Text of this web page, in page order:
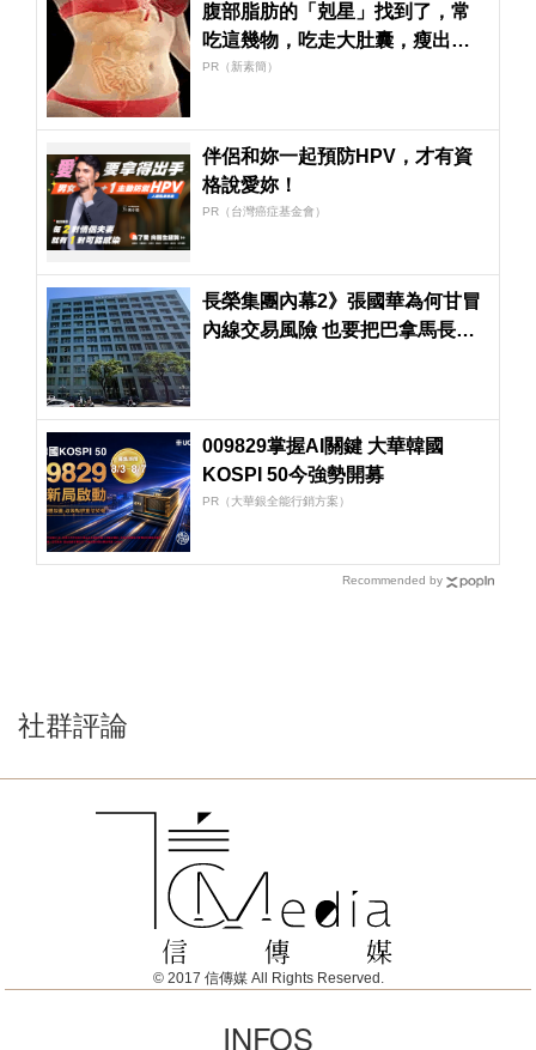
腹部脂肪的「剋星」找到了，常
吃這幾物，吃走大肚囊，瘦出小
蠻腰
PR（新素簡）
伴侶和妳一起預防HPV，才有資
格說愛妳！
PR（台灣癌症基金會）
長榮集團內幕2》張國華為何甘冒
內線交易風險 也要把巴拿馬長榮
009829掌握AI關鍵 大華韓國
KOSPI 50今強勢開募
PR（大華銀全能行銷方案）
Recommended by
社群評論
© 2017 信傳媒 All Rights Reserved.
INFOS